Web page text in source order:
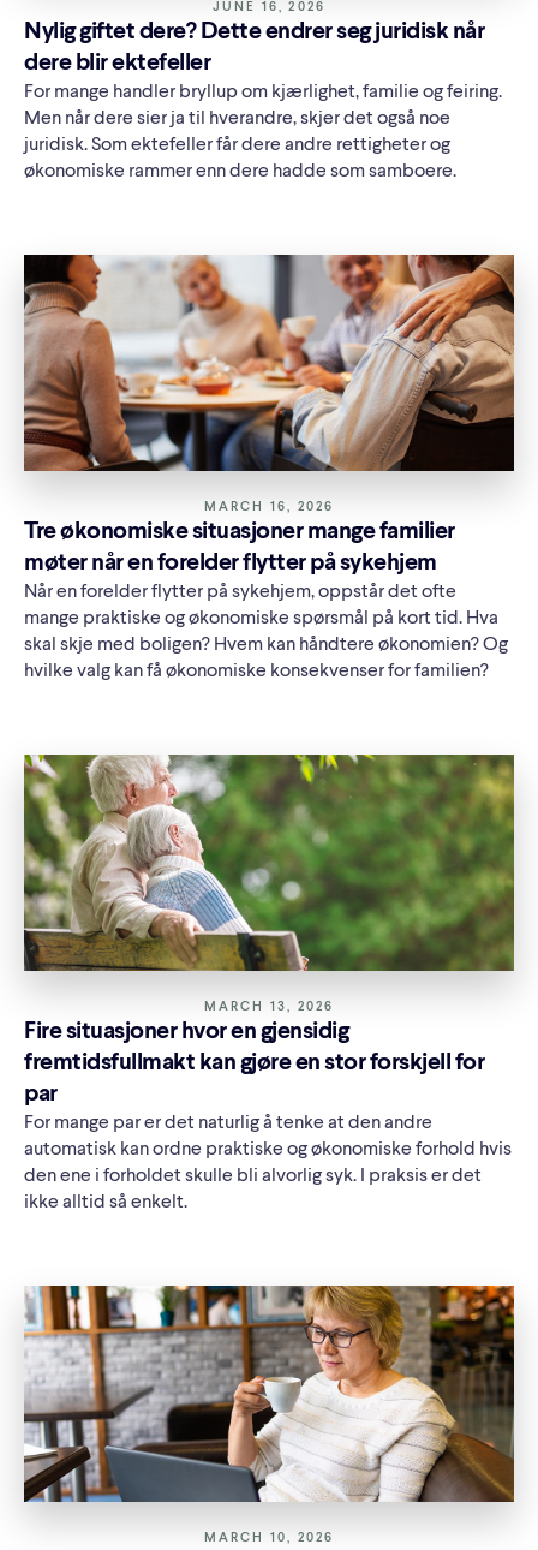
JUNE 16, 2026
Nylig giftet dere? Dette endrer seg juridisk når
dere blir ektefeller
For mange handler bryllup om kjærlighet, familie og feiring.
Men når dere sier ja til hverandre, skjer det også noe
juridisk. Som ektefeller får dere andre rettigheter og
økonomiske rammer enn dere hadde som samboere.
MARCH 16, 2026
Tre økonomiske situasjoner mange familier
møter når en forelder flytter på sykehjem
Når en forelder flytter på sykehjem, oppstår det ofte
mange praktiske og økonomiske spørsmål på kort tid. Hva
skal skje med boligen? Hvem kan håndtere økonomien? Og
hvilke valg kan få økonomiske konsekvenser for familien?
MARCH 13, 2026
Fire situasjoner hvor en gjensidig
fremtidsfullmakt kan gjøre en stor forskjell for
par
For mange par er det naturlig å tenke at den andre
automatisk kan ordne praktiske og økonomiske forhold hvis
den ene i forholdet skulle bli alvorlig syk. I praksis er det
ikke alltid så enkelt.
MARCH 10, 2026